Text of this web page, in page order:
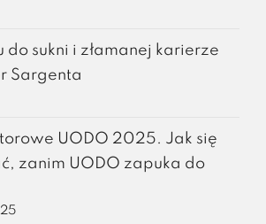
do sukni i złamanej karierze
Sargenta
UODO 2025. Jak się
zanim UODO zapuka do